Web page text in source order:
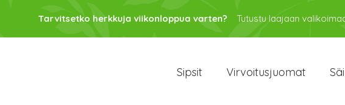
Tarvitsetko herkkuja viikonloppua varten? Tutustu laajaan
Sipsit Virvoitusjuomat